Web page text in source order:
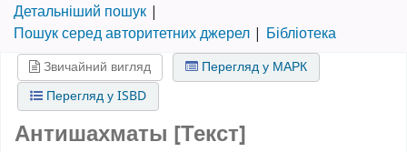
Детальніший пошук
Пошук серед авторитетних джерел
Бібліотека
Звичайний вигляд
Перегляд у МАРК
Перегляд у ISBD
Антишахматы [Текст]